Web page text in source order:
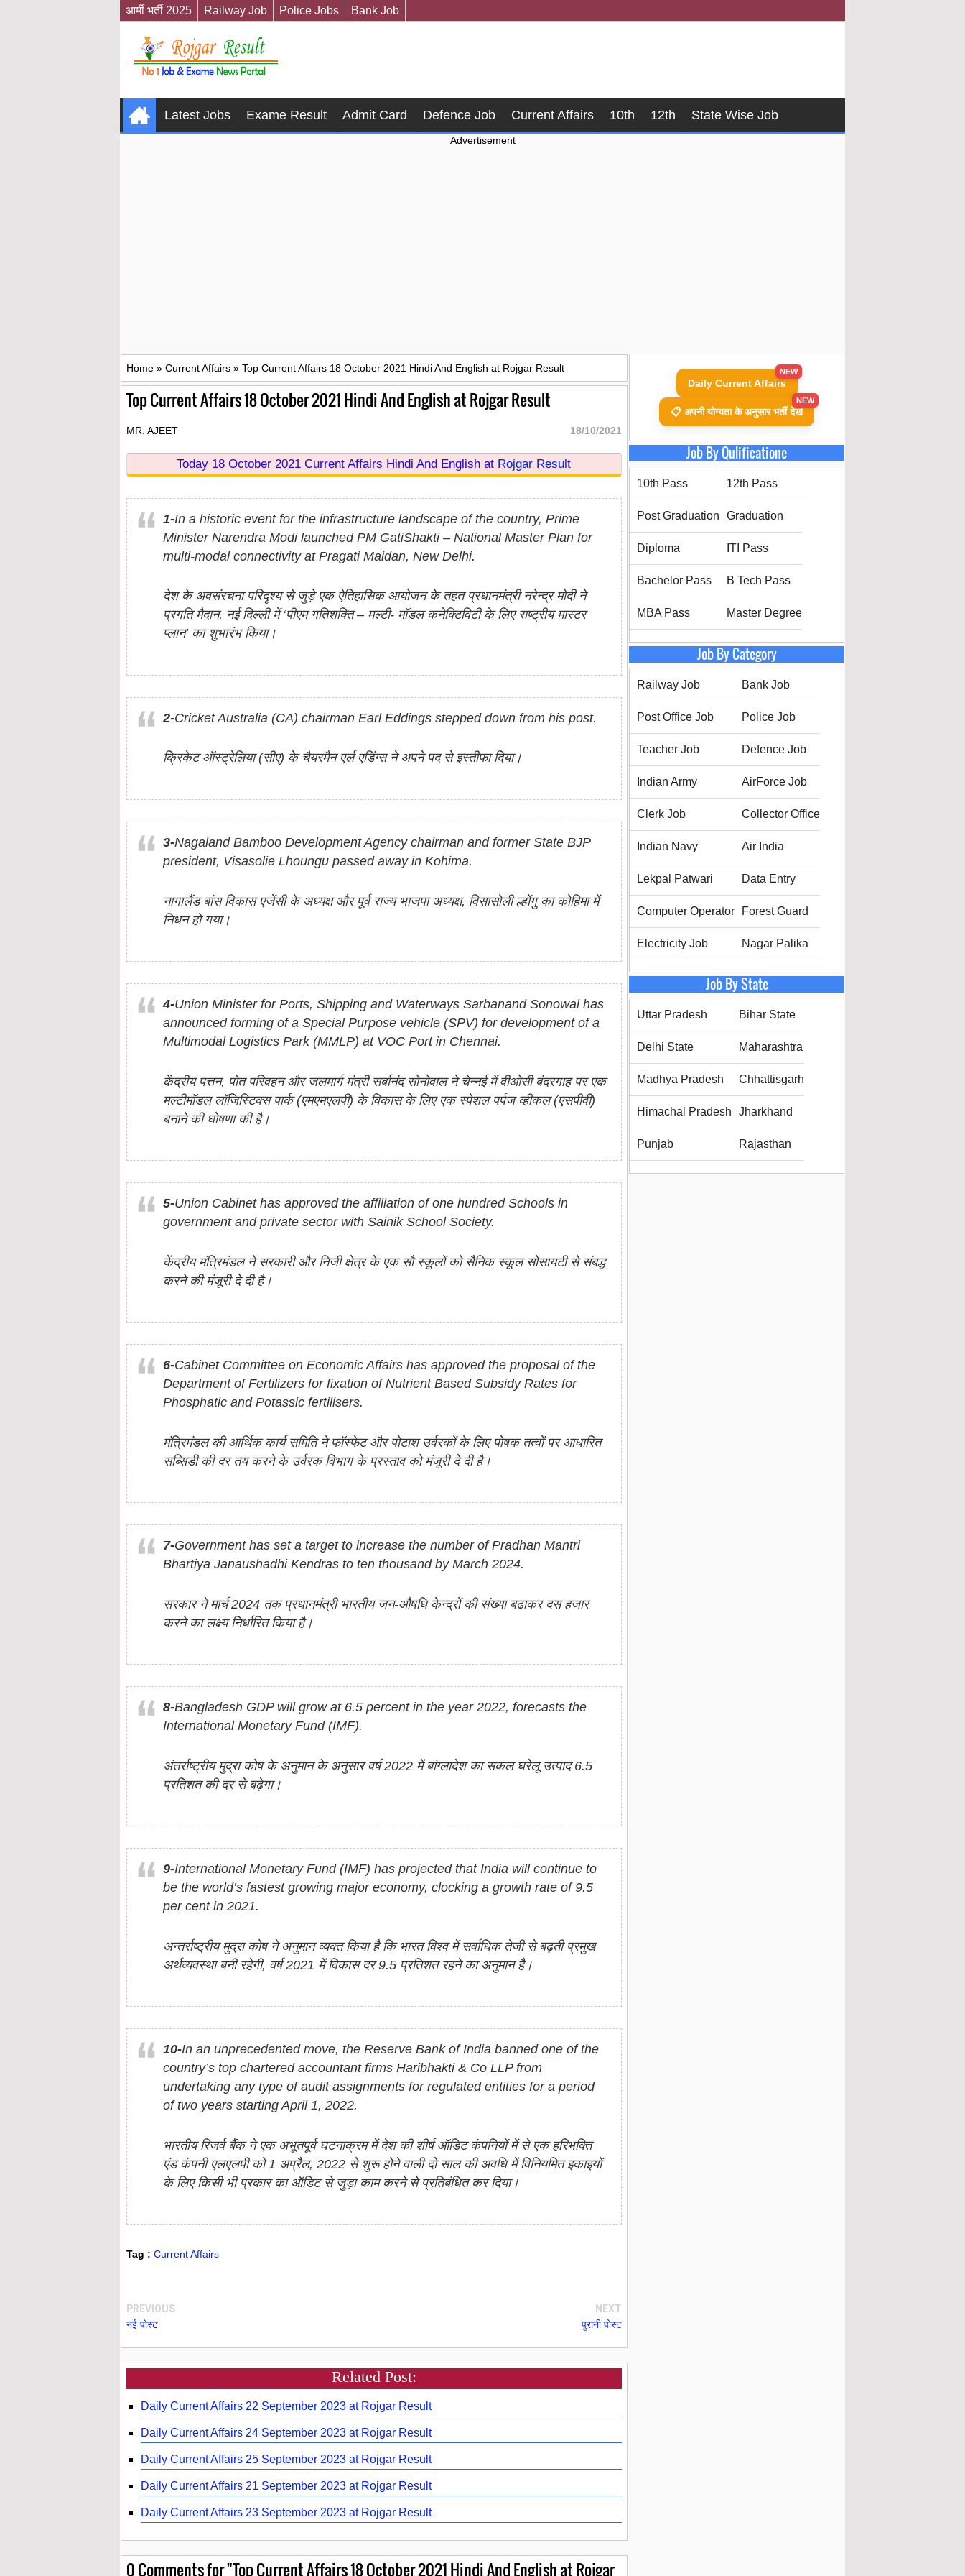
आर्मी भर्ती 2025 Railway Job Police Jobs Bank Job
Latest Jobs Exame Result Admit Card Defence Job Current Affairs 10th 12th State Wise Job
Advertisement
Home » Current Affairs » Top Current Affairs 18 October 2021 Hindi And English at Rojgar Result
Top Current Affairs 18 October 2021 Hindi And English at Rojgar Result
MR. AJEET 18/10/2021
Today 18 October 2021 Current Affairs Hindi And English at Rojgar Result
1-In a historic event for the infrastructure landscape of the country, Prime
Minister Narendra Modi launched PM GatiShakti – National Master Plan for
multi-modal connectivity at Pragati Maidan, New Delhi.
देश के अवसंरचना परिदृश्य से जुड़े एक ऐतिहासिक आयोजन के तहत प्रधानमंत्री नरेन्‍द्र मोदी ने
प्रगति मैदान, नई दिल्ली में ‘पीएम गतिशक्ति – मल्टी- मॉडल कनेक्टिविटी के लिए राष्ट्रीय मास्टर
प्लान’ का शुभारंभ किया।
2-Cricket Australia (CA) chairman Earl Eddings stepped down from his post.
क्रिकेट ऑस्ट्रेलिया (सीए) के चैयरमैन एर्ल एडिंग्स ने अपने पद से इस्तीफा दिया।
3-Nagaland Bamboo Development Agency chairman and former State BJP
president, Visasolie Lhoungu passed away in Kohima.
नागालैंड बांस विकास एजेंसी के अध्यक्ष और पूर्व राज्य भाजपा अध्यक्ष, विसासोली ल्होंगु का कोहिमा में
निधन हो गया।
4-Union Minister for Ports, Shipping and Waterways Sarbanand Sonowal has
announced forming of a Special Purpose vehicle (SPV) for development of a
Multimodal Logistics Park (MMLP) at VOC Port in Chennai.
केंद्रीय पत्तन, पोत परिवहन और जलमार्ग मंत्री सर्बानंद सोनोवाल ने चेन्नई में वीओसी बंदरगाह पर एक
मल्टीमॉडल लॉजिस्टिक्स पार्क (एमएमएलपी) के विकास के लिए एक स्पेशल पर्पज व्हीकल (एसपीवी)
बनाने की घोषणा की है।
5-Union Cabinet has approved the affiliation of one hundred Schools in
government and private sector with Sainik School Society.
केंद्रीय मंत्रिमंडल ने सरकारी और निजी क्षेत्र के एक सौ स्कूलों को सैनिक स्कूल सोसायटी से संबद्ध
करने की मंजूरी दे दी है।
6-Cabinet Committee on Economic Affairs has approved the proposal of the
Department of Fertilizers for fixation of Nutrient Based Subsidy Rates for
Phosphatic and Potassic fertilisers.
मंत्रिमंडल की आर्थिक कार्य समिति ने फॉस्‍फेट और पोटाश उर्वरकों के लिए पोषक तत्‍वों पर आधारित
सब्सिडी की दर तय करने के उर्वर‍क विभाग के प्रस्‍ताव को मंजूरी दे दी है।
7-Government has set a target to increase the number of Pradhan Mantri
Bhartiya Janaushadhi Kendras to ten thousand by March 2024.
सरकार ने मार्च 2024 तक प्रधानमंत्री भारतीय जन-औषधि केन्‍द्रों की संख्‍या बढाकर दस हजार
करने का लक्ष्‍य निर्धारित किया है।
8-Bangladesh GDP will grow at 6.5 percent in the year 2022, forecasts the
International Monetary Fund (IMF).
अंतर्राष्ट्रीय मुद्रा कोष के अनुमान के अनुसार वर्ष 2022 में बांग्लादेश का सकल घरेलू उत्‍पाद 6.5
प्रतिशत की दर से बढ़ेगा।
9-International Monetary Fund (IMF) has projected that India will continue to
be the world’s fastest growing major economy, clocking a growth rate of 9.5
per cent in 2021.
अन्‍तर्राष्‍ट्रीय मुद्रा कोष ने अनुमान व्‍यक्‍त किया है कि भारत विश्‍व में सर्वाधिक तेजी से बढ़ती प्रमुख
अर्थव्‍यवस्‍था बनी रहेगी, वर्ष 2021 में विकास दर 9.5 प्रतिशत रहने का अनुमान है।
10-In an unprecedented move, the Reserve Bank of India banned one of the
country’s top chartered accountant firms Haribhakti & Co LLP from
undertaking any type of audit assignments for regulated entities for a period
of two years starting April 1, 2022.
भारतीय रिजर्व बैंक ने एक अभूतपूर्व घटनाक्रम में देश की शीर्ष ऑडिट कंपनियों में से एक हरिभक्ति
एंड कंपनी एलएलपी को 1 अप्रैल, 2022 से शुरू होने वाली दो साल की अवधि में विनियमित इकाइयों
के लिए किसी भी प्रकार का ऑडिट से जुड़ा काम करने से प्रतिबंधित कर दिया।
Tag : Current Affairs
PREVIOUS
नई पोस्ट
NEXT
पुरानी पोस्ट
Related Post:
Daily Current Affairs 22 September 2023 at Rojgar Result
Daily Current Affairs 24 September 2023 at Rojgar Result
Daily Current Affairs 25 September 2023 at Rojgar Result
Daily Current Affairs 21 September 2023 at Rojgar Result
Daily Current Affairs 23 September 2023 at Rojgar Result
0Comments for "Top Current Affairs 18 October 2021 Hindi And English at Rojgar
Daily Current Affairs
NEW
📋 अपनी योग्यता के अनुसार भर्ती देखें
NEW
Job By Qulificatione
10th Pass 12th Pass
Post Graduation Graduation
Diploma ITI Pass
Bachelor Pass B Tech Pass
MBA Pass Master Degree
Job By Category
Railway Job Bank Job
Post Office Job Police Job
Teacher Job Defence Job
Indian Army AirForce Job
Clerk Job Collector Office
Indian Navy Air India
Lekpal Patwari Data Entry
Computer Operator Forest Guard
Electricity Job Nagar Palika
Job By State
Uttar Pradesh Bihar State
Delhi State Maharashtra
Madhya Pradesh Chhattisgarh
Himachal Pradesh Jharkhand
Punjab Rajasthan